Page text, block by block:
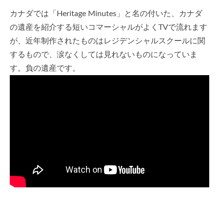
カナダでは「Heritage Minutes」と名の付いた、カナダ
の遺産を紹介する短いコマーシャルがよくTVで流れます
が、近年制作されたものはレジデンシャルスクールに関
するもので、涙なくしては見れないものになっていま
す。負の遺産です。